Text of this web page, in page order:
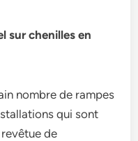
sur chenilles en
nombre de rampes
qui sont
de